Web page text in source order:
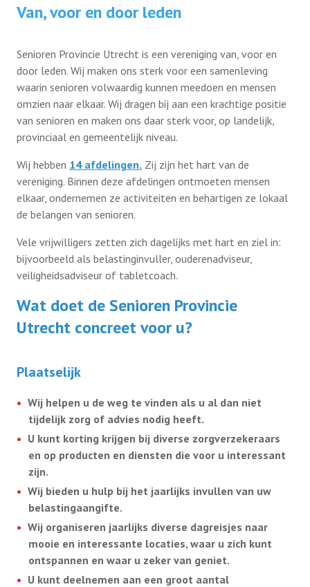
Zilveren Kruis
Lid worden
Magazine Ons
ANBI
Van, voor en door leden
Senioren Provincie Utrecht is een vereniging van, voor en
door leden. Wij maken ons sterk voor een samenleving
waarin senioren volwaardig kunnen meedoen en mensen
omzien naar elkaar. Wij dragen bij aan een krachtige positie
van senioren en maken ons daar sterk voor, op landelijk,
provinciaal en gemeentelijk niveau.
Wij hebben 14 afdelingen. Zij zijn het hart van de
vereniging. Binnen deze afdelingen ontmoeten mensen
elkaar, ondernemen ze activiteiten en behartigen ze lokaal
de belangen van senioren.
Vele vrijwilligers zetten zich dagelijks met hart en ziel in:
bijvoorbeeld als belastinginvuller, ouderenadviseur,
veiligheidsadviseur of tabletcoach.
Wat doet de Senioren Provincie
Utrecht concreet voor u?
Plaatselijk
Wij helpen u de weg te vinden als u al dan niet
tijdelijk zorg of advies nodig heeft.
U kunt korting krijgen bij diverse zorgverzekeraars
en op producten en diensten die voor u interessant
zijn.
Wij bieden u hulp bij het jaarlijks invullen van uw
belastingaangifte.
Wij organiseren jaarlijks diverse dagreisjes naar
mooie en interessante locaties, waar u zich kunt
ontspannen en waar u zeker van geniet.
U kunt deelnemen aan een groot aantal